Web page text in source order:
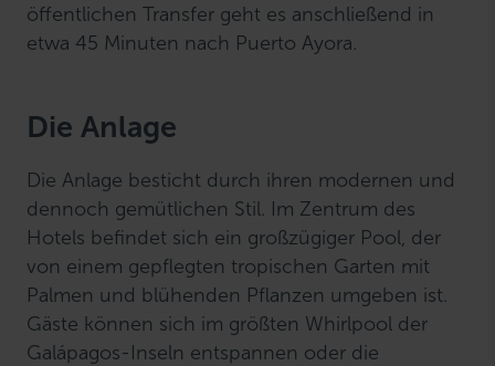
öffentlichen Transfer geht es anschließend in
etwa 45 Minuten nach Puerto Ayora.
Die Anlage
Die Anlage besticht durch ihren modernen und
dennoch gemütlichen Stil. Im Zentrum des
Hotels befindet sich ein großzügiger Pool, der
von einem gepflegten tropischen Garten mit
Palmen und blühenden Pflanzen umgeben ist.
Gäste können sich im größten Whirlpool der
Galápagos-Inseln entspannen oder die